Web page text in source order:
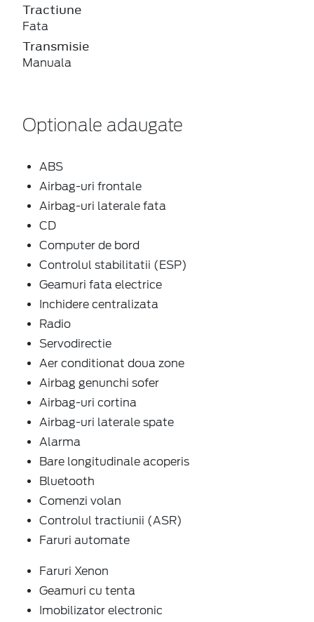
Tractiune
Fata
Transmisie
Manuala
Optionale adaugate
ABS
Airbag-uri frontale
Airbag-uri laterale fata
CD
Computer de bord
Controlul stabilitatii (ESP)
Geamuri fata electrice
Inchidere centralizata
Radio
Servodirectie
Aer conditionat doua zone
Airbag genunchi sofer
Airbag-uri cortina
Airbag-uri laterale spate
Alarma
Bare longitudinale acoperis
Bluetooth
Comenzi volan
Controlul tractiunii (ASR)
Faruri automate
Faruri Xenon
Geamuri cu tenta
Imobilizator electronic